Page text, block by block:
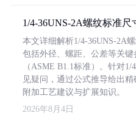
1/4-36UNS-2A螺纹标准尺
本文详细解析1/4-36UNS-2A
包括外径、螺距、公差等关
（ASME B1.1标准）。针对
见疑问，通过公式推导给出
附加工艺建议与扩展知识。
2026年8月4日